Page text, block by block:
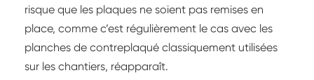
risque que les plaques ne soient pas remises en
place, comme c’est régulièrement le cas avec les
planches de contreplaqué classiquement utilisées
sur les chantiers, réapparaît.